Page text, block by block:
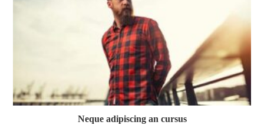
Neque adipiscing an cursus